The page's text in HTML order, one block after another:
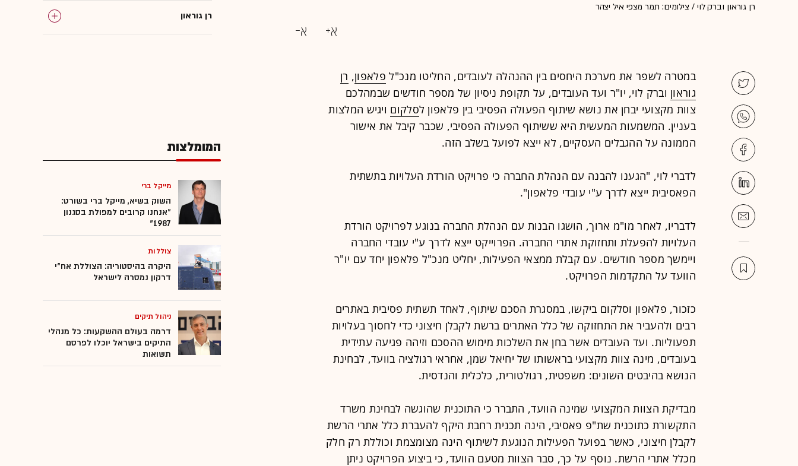
רן גוראון וברק לוי / צילומים: תמר מצפי איל יצהר
במטרה לשפר את מערכת היחסים בין ההנהלה לעובדים, החליטו מנכ"ל פלאפון, רן
גוראון וברק לוי, יו"ר ועד העובדים, על תקופת ניסיון של מספר חודשים שבמהלכם
צוות מקצועי יבחן את נושא שיתוף הפעולה הפסיבי בין פלאפון לסלקום ויגיש המלצות
בעניין. המשמעות המעשית היא ששיתוף הפעולה הפסיבי, שכבר קיבל את אישור
הממונה על ההגבלים העסקיים, לא ייצא לפועל בשלב הזה.
לדברי לוי, "הגענו להבנה עם הנהלת החברה כי פרויקט הורדת העלויות בתשתית
הפאסיבית ייצא לדרך ע"י עובדי פלאפון".
לדבריו, לאחר מו"מ ארוך, הושגו הבנות עם הנהלת החברה בנוגע לפרויקט הורדת
העלויות להפעלת ותחזוקת אתרי החברה. הפרוייקט ייצא לדרך ע"י עובדי החברה
ויימשך מספר חודשים. עם קבלת ממצאי הפעילות, יחליט מנכ"ל פלאפון יחד עם יו"ר
הוועד על התקדמות הפרויקט.
כזכור, פלאפון וסלקום ביקשו, במסגרת הסכם שיתוף, לאחד תשתית פסיבית באתרים
רבים ולהעביר את התחזוקה של כלל האתרים ברשת לקבלן חיצוני כדי לחסוך בעלויות
תפעוליות. ועד העובדים אשר בחן את השלכות מימוש ההסכם וזיהה פגיעה עתידית
בעובדים, מינה צוות מקצועי בראשותו של יחיאל שמן, אחראי רגולציה בוועד, לבחינת
הנושא בהיבטים השונים: משפטית, רגולטורית, כלכלית והנדסית.
מבדיקת הצוות המקצועי שמינה הוועד, התברר כי התוכנית שהוגשה לבחינת משרד
התקשורת כתוכנית שת"פ פאסיבי, הינה תכנית רחבת היקף להעברת כלל אתרי הרשת
לקבלן חיצוני, כאשר בפועל הפעילות הנוגעת לשיתוף הינה מצומצמת וכוללת רק חלק
מכלל אתרי הרשת. נוסף על כך, סבר הצוות מטעם הוועד, כי ביצוע הפרויקט ניתן
רן גוראון
המומלצות
מייקל ברי
השוק בשיא, מייקל ברי בשורט:
"אנחנו קרובים למפולת בסגנון
1987"
צוללות
היקרה בהיסטוריה: הצוללת אח"י
דרקון נמסרה לישראל
ניהול תיקים
דרמה בעולם ההשקעות: כל מנהלי
התיקים בישראל יוכלו לפרסם
תשואות